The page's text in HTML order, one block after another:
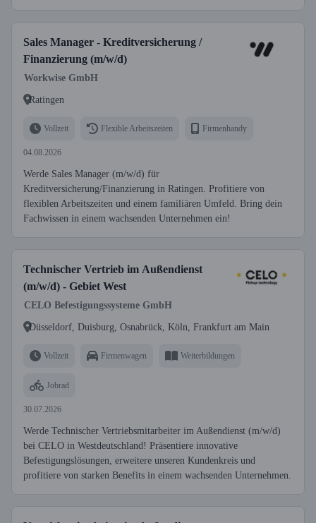
Sales Manager - Kreditversicherung /
Finanzierung (m/w/d)
Workwise GmbH
Ratingen
Vollzeit Flexible Arbeitszeiten Firmenhandy
04.08.2026
Werde Sales Manager (m/w/d) für
Kreditversicherung/Finanzierung in Ratingen. Profitiere von
flexiblen Arbeitszeiten und einem familiären Umfeld. Bring dein
Fachwissen in einem wachsenden Unternehmen ein!
Technischer Vertrieb im Außendienst
(m/w/d) - Gebiet West
CELO Befestigungssysteme GmbH
Düsseldorf, Duisburg, Osnabrück, Köln, Frankfurt am Main
Vollzeit Firmenwagen Weiterbildungen
Jobrad
30.07.2026
Werde Technischer Vertriebsmitarbeiter im Außendienst (m/w/d)
bei CELO in Westdeutschland! Präsentiere innovative
Befestigungslösungen, erweitere unseren Kundenkreis und
profitiere von starken Benefits in einem wachsenden Unternehmen.